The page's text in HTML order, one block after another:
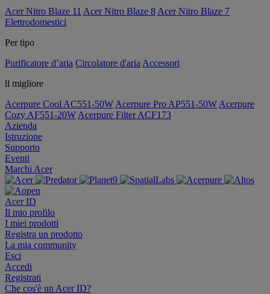
Acer Nitro Blaze 11 Acer Nitro Blaze 8 Acer Nitro Blaze 7
Elettrodomestici
Per tipo
Purificatore d’aria Circolatore d'aria Accessori
ll migliore
Acerpure Cool AC551-50W Acerpure Pro AP551-50W Acerpure
Cozy AF551-20W Acerpure Filter ACF173
Azienda
Istruzione
Supporto
Eventi
Marchi Acer
Acer ID
Il mio profilo
I miei prodotti
Registra un prodotto
La mia community
Esci
Accedi
Registrati
Che cos'è un Acer ID?